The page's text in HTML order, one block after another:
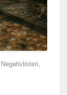
Negativlisten,